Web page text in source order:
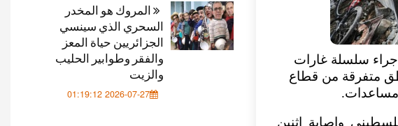
المروك هو المخدر
السحري الذي سينسي
الجزائريين حياة المعز
والفقر وطوابير الحليب
والزيت
2026-07-27 01:19:12
سلسلة غارات
متفرقة من قطاع
مساعدات.
وإصابة اثنين